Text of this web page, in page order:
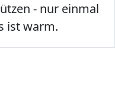
- nur einmal
ist warm.